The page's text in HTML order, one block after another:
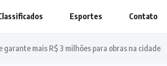
Esportes Contato
mais R$ 3 milhões para obras na cidade